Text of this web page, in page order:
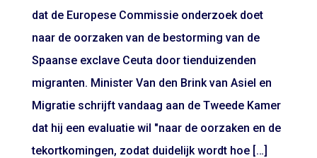
dat de Europese Commissie onderzoek doet
naar de oorzaken van de bestorming van de
Spaanse exclave Ceuta door tienduizenden
migranten. Minister Van den Brink van Asiel en
Migratie schrijft vandaag aan de Tweede Kamer
dat hij een evaluatie wil "naar de oorzaken en de
tekortkomingen, zodat duidelijk wordt hoe […]